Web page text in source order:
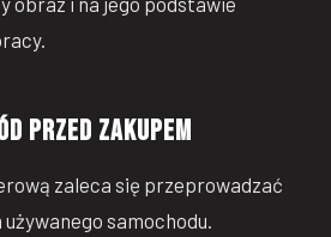
przed zakupem
zaleca się przeprowadzać
samochodu.